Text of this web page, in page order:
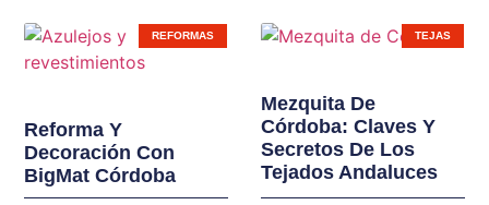
Ampliamos líneas de
productos en nuestras
instalaciones. Nuevas
gamas de ventanas,
REFORMAS
Reforma Y
Decoración Con
BigMat Córdoba
TEJAS
Mezquita De
Córdoba: Claves Y
Secretos De Los
Tejados Andaluces